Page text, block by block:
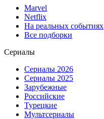
Marvel
Netflix
На реальных событиях
Все подборки
Сериалы
Сериалы 2026
Сериалы 2025
Зарубежные
Российские
Турецкие
Мультсериалы